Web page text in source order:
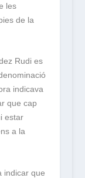
les
de la
Rudi es
indicava
que cap
estar
a la
indicar que